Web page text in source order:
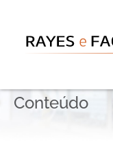
Conteúdo